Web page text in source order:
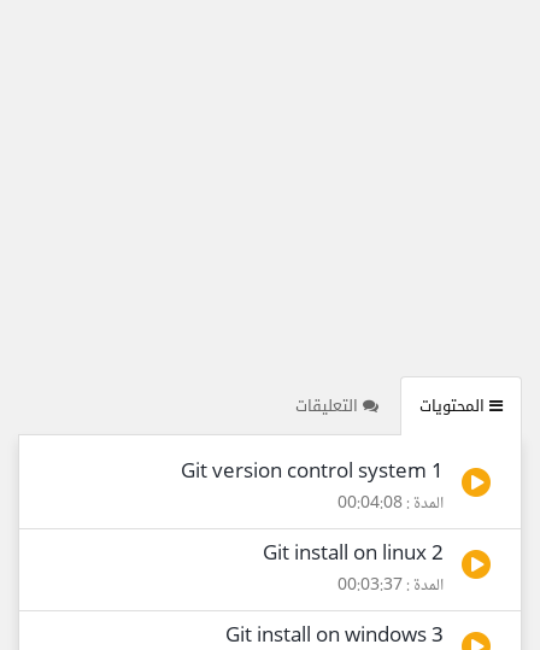
المحتويات التعليقات
1 Git version control system
المدة : 00:04:08
2 Git install on linux
المدة : 00:03:37
3 Git install on windows